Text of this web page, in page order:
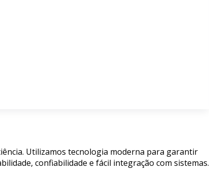
Utilizamos tecnologia moderna para garantir
confiabilidade e fácil integração com sistemas.